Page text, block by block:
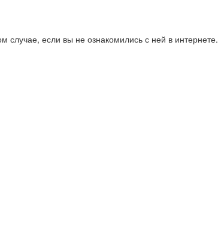
случае, если вы не ознакомились с ней в интернете.